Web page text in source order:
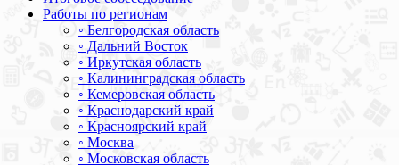
Работы по регионам
◦ Белгородская область
◦ Дальний Восток
◦ Иркутская область
◦ Калининградская область
◦ Кемеровская область
◦ Краснодарский край
◦ Красноярский край
◦ Москва
◦ Московская область